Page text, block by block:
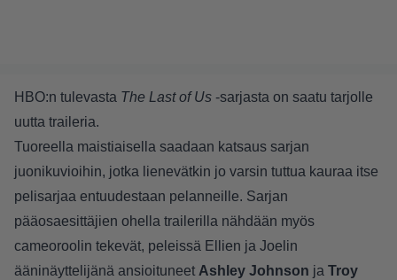
HBO:n tulevasta The Last of Us -sarjasta on saatu tarjolle
uutta traileria.
Tuoreella maistiaisella saadaan katsaus sarjan
juonikuvioihin, jotka lienevätkin jo varsin tuttua kauraa itse
pelisarjaa entuudestaan pelanneille. Sarjan
pääosaesittäjien ohella trailerilla nähdään myös
cameoroolin tekevät, peleissä Ellien ja Joelin
ääninäyttelijänä ansioituneet Ashley Johnson ja Troy